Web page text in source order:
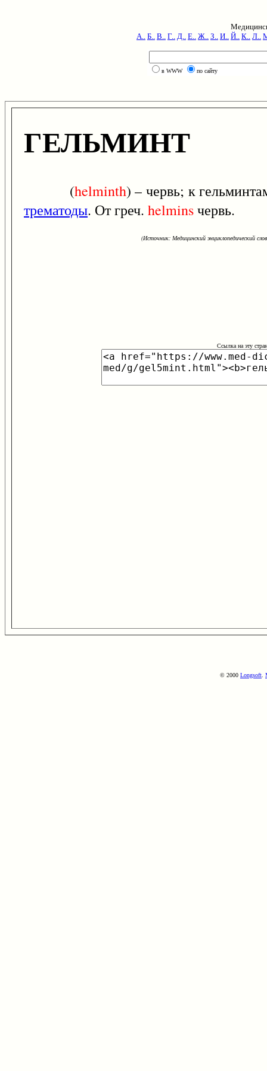
А.. Б.. В.. Г.. Д.. Е.. Ж.. З.. И.. Й.. К.. Л..
в WWW по сайту
ГЕЛЬМИНТ
(helminth) – червь; к
трематоды. От греч. helminsчервь.
(Источник: Медицинский энциклопедический
Ссылка на эту
© 2000 Longsoft